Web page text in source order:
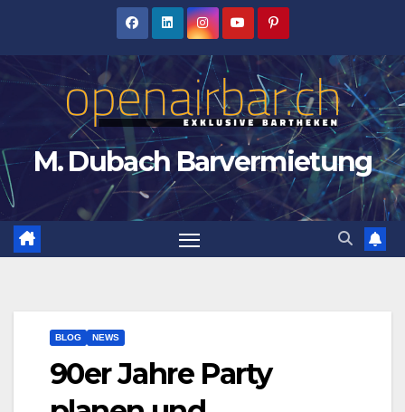
M. Dubach Barvermietung
BLOG NEWS
90er Jahre Party